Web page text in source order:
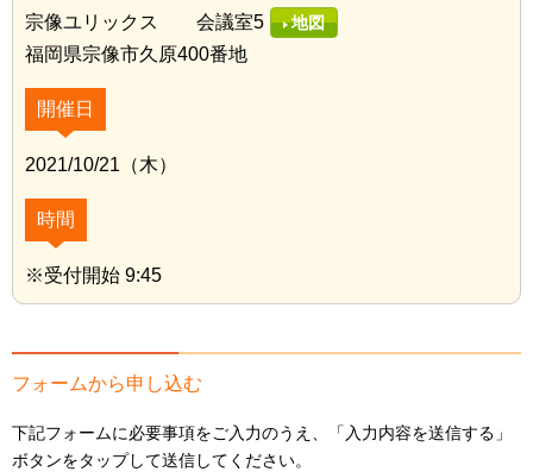
宗像ユリックス 会議室5 地図
福岡県宗像市久原400番地
開催日
2021/10/21（木）
時間
※受付開始 9:45
フォームから申し込む
下記フォームに必要事項をご入力のうえ、「入力内容を送信する」
ボタンをタップして送信してください。